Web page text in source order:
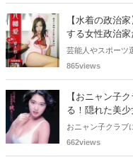
をご紹介します。
【水着の政治
する女性政治家
芸能人やスポーツ
されることがあり
わどいショット
ビアで活躍した
865views
【おニャン子
る！隠れた美少
おニャン子クラブ
のの、知る人ぞ知
662views